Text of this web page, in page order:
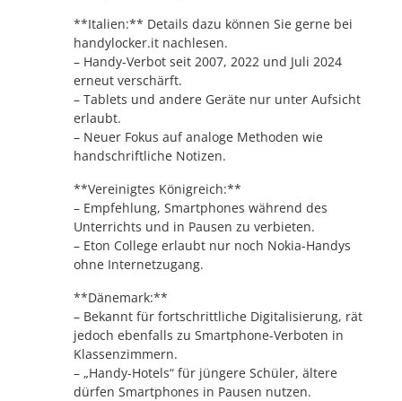
**Italien:** Details dazu können Sie gerne bei
handylocker.it nachlesen.
– Handy-Verbot seit 2007, 2022 und Juli 2024
erneut verschärft.
– Tablets und andere Geräte nur unter Aufsicht
erlaubt.
– Neuer Fokus auf analoge Methoden wie
handschriftliche Notizen.
**Vereinigtes Königreich:**
– Empfehlung, Smartphones während des
Unterrichts und in Pausen zu verbieten.
– Eton College erlaubt nur noch Nokia-Handys
ohne Internetzugang.
**Dänemark:**
– Bekannt für fortschrittliche Digitalisierung, rät
jedoch ebenfalls zu Smartphone-Verboten in
Klassenzimmern.
– „Handy-Hotels“ für jüngere Schüler, ältere
dürfen Smartphones in Pausen nutzen.